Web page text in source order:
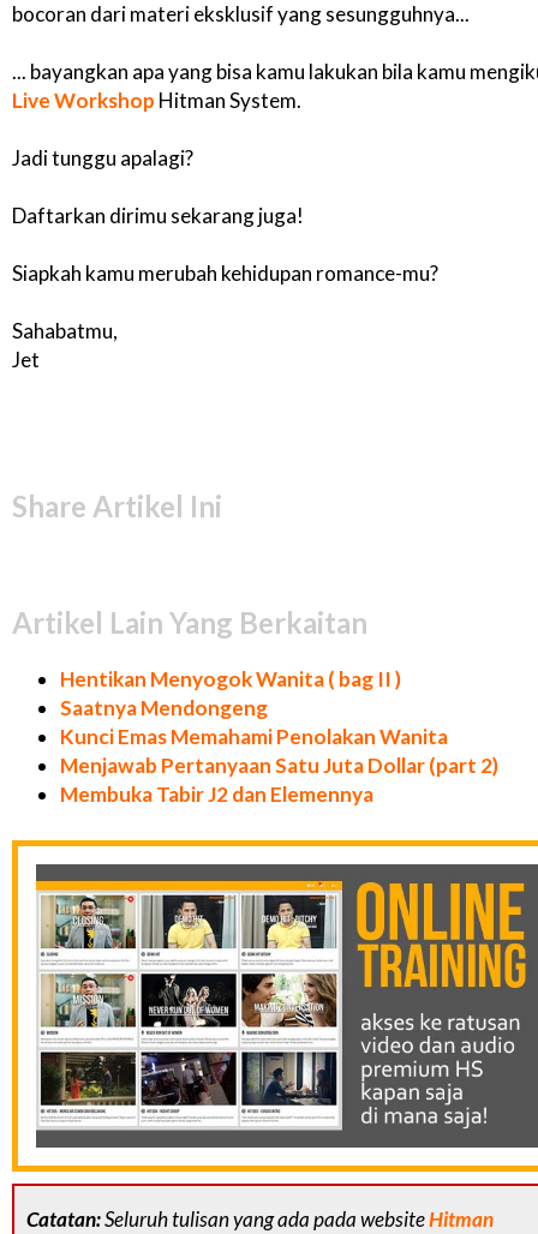
bocoran dari materi eksklusif yang sesungguhnya...
... bayangkan apa yang bisa kamu lakukan bila kamu
Live Workshop Hitman System.
Jadi tunggu apalagi?
Daftarkan dirimu sekarang juga!
Siapkah kamu merubah kehidupan romance-mu?
Sahabatmu,
Jet
Share Artikel Ini
Artikel Lain Yang Berkaitan
Hentikan Menyogok Wanita ( bag II )
Saatnya Mendongeng
Kunci Emas Memahami Penolakan Wanita
Menjawab Pertanyaan Satu Juta Dollar (part 2)
Membuka Tabir J2 dan Elemennya
Catatan:Seluruh tulisan yang ada pada websiteHitman